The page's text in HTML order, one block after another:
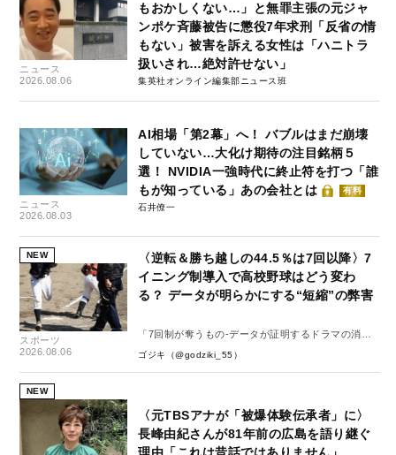
ニュース
2026.08.06
もおかしくない…」と無罪主張の元ジャ
ンポケ斉藤被告に懲役7年求刑「反省の情
もない」被害を訴える女性は「ハニトラ
扱いされ…絶対許せない」
集英社オンライン編集部ニュース班
ニュース
2026.08.03
AI相場「第2幕」へ！ バブルはまだ崩壊
していない…大化け期待の注目銘柄５
選！ NVIDIA一強時代に終止符を打つ「誰
もが知っている」あの会社とは
有料
石井僚一
NEW
スポーツ
2026.08.06
〈逆転＆勝ち越しの44.5％は7回以降〉7
イニング制導入で高校野球はどう変わ
る？ データが明らかにする“短縮”の弊害
「7回制が奪うもの-データが証明するドラマの消
失-」
ゴジキ（@godziki_55）
NEW
〈元TBSアナが「被爆体験伝承者」に〉
長峰由紀さんが81年前の広島を語り継ぐ
理由「これは昔話ではありません」